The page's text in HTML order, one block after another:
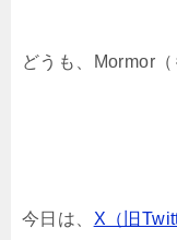
どうも、Mormor（
今日は、 X（旧